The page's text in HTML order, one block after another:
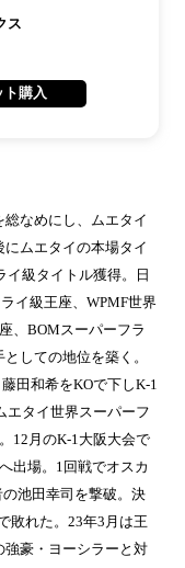
ス
ト購入
なめにし、ムエタイ
ムエタイの本場タイ
イ級タイトル獲得。日
イ級王座、WPMF世界
、BOMスーパーフラ
しての地位を築く。
田和希をKOで下しK-1
エタイ世界スーパーフ
12月のK-1大阪大会で
出場。1回戦でオスカ
池田幸司を撃破。決
敗れた。23年3月は王
強豪・ヨーシラーと対